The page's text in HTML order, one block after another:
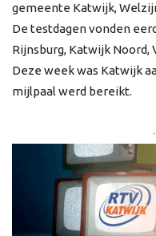
gemeente Katwijk,
De testdagen vonden
Rijnsburg, Katwijk Noord,
Deze week was Katwijk
mijlpaal werd bereikt.